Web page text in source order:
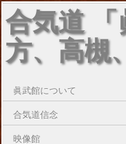
合気道 「
方、高槻
眞武館について
合気道信念
映像館